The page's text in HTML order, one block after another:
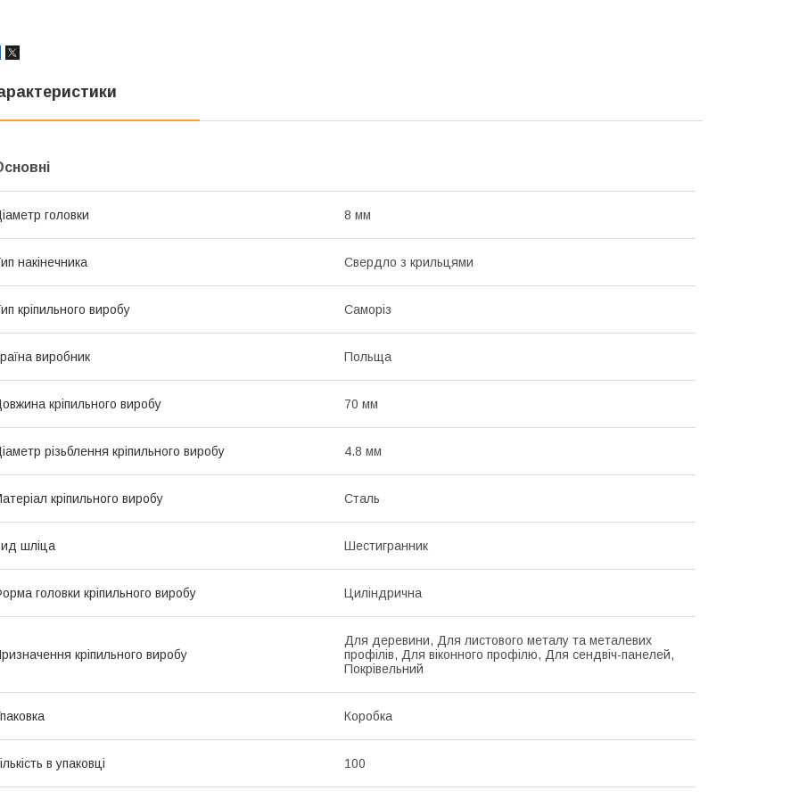
головки 8 мм
накінечника Свердло з крильцями
кріпильного виробу Саморіз
виробник Польща
кріпильного виробу 70 мм
різьблення кріпильного виробу 4.8 мм
кріпильного виробу Сталь
шліца Шестигранник
головки кріпильного виробу Циліндрична
кріпильного виробу
Для деревини, Для листового металу та металевих
профілів, Для віконного профілю, Для сендвіч-панелей,
Покрівельний
Коробка
в упаковці 100